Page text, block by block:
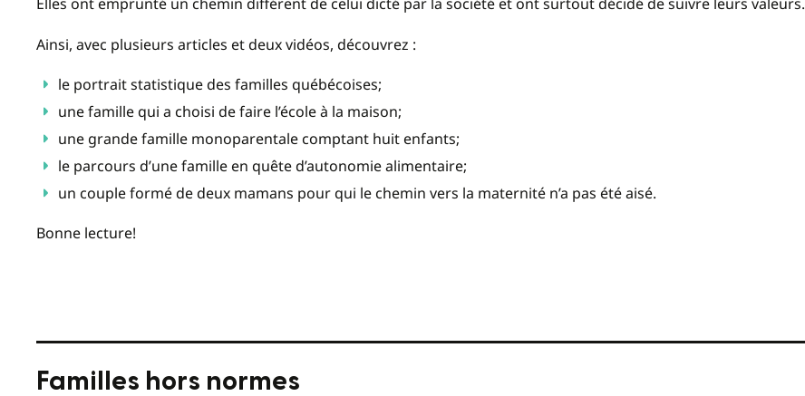
Ainsi, avec plusieurs articles et deux vidéos, découvrez :
le portrait statistique des familles québécoises;
une famille qui a choisi de faire l’école à la maison;
une grande famille monoparentale comptant huit enfants;
le parcours d’une famille en quête d’autonomie alimentaire;
un couple formé de deux mamans pour qui le chemin vers la maternité n’a pas été aisé.
Bonne lecture!
Familles hors normes